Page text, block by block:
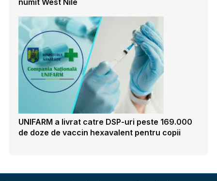
numit West Nile
UNIFARM a livrat catre DSP-uri peste 169.000
de doze de vaccin hexavalent pentru copii